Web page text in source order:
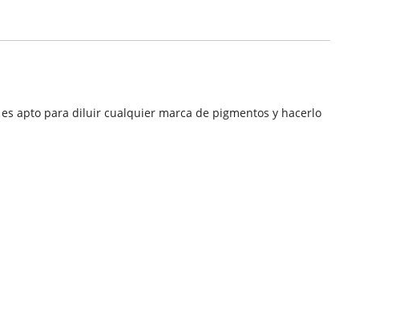
apto para diluir cualquier marca de pigmentos y hacerlo